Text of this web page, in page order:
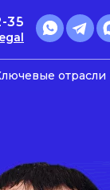
отрасли
35